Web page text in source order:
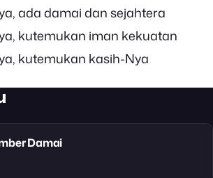
ada damai dan sejahtera
kutemukan iman kekuatan
kutemukan kasih-Nya
Damai